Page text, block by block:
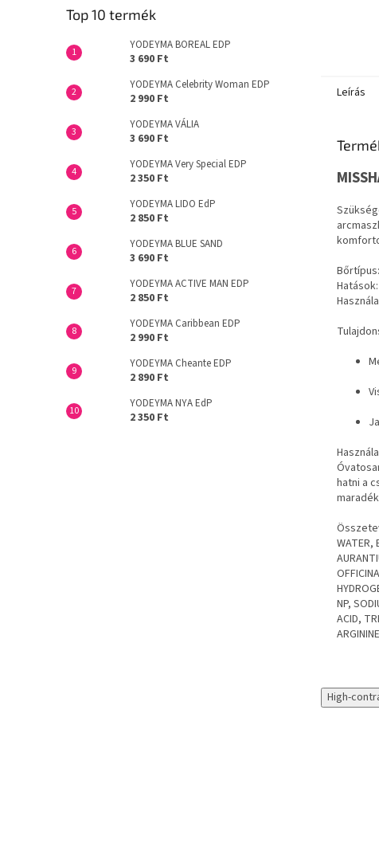
Top 10 termék
YODEYMA BOREAL EDP
3 690 Ft
YODEYMA Celebrity Woman EDP
2 990 Ft
YODEYMA VÁLIA
3 690 Ft
YODEYMA Very Special EDP
2 350 Ft
YODEYMA LIDO EdP
2 850 Ft
YODEYMA BLUE SAND
3 690 Ft
YODEYMA ACTIVE MAN EDP
2 850 Ft
YODEYMA Caribbean EDP
2 990 Ft
YODEYMA Cheante EDP
2 890 Ft
YODEYMA NYA EdP
2 350 Ft
Leírás
hatni a
WATER,
NP,
ACID,
High-